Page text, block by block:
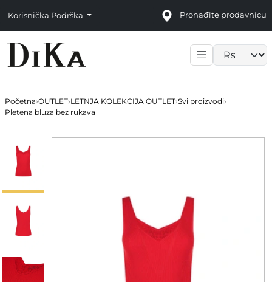
Korisnička Podrška Pronađite prodavnicu
Početna›OUTLET›LETNJA KOLEKCIJA OUTLET›Svi proizvodi›
Pletena bluza bez rukava